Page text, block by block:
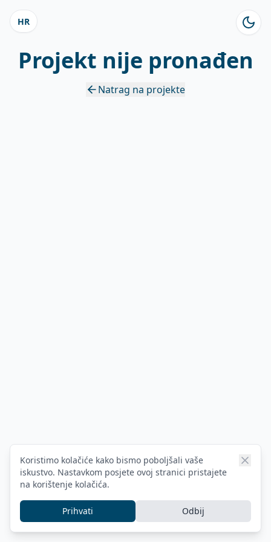
HR
Projekt nije pronađen
Natrag na projekte
Koristimo kolačiće kako bismo poboljšali vaše
iskustvo. Nastavkom posjete ovoj stranici pristajete
na korištenje kolačića.
Prihvati Odbij